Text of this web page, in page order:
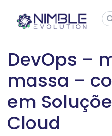
DevOps –
massa –
em
Cloud